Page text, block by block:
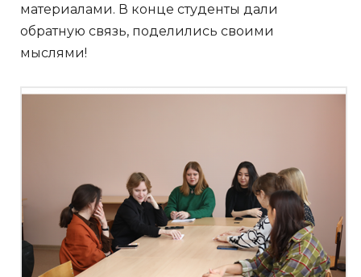
материалами. В конце студенты дали
обратную связь, поделились своими
мыслями!